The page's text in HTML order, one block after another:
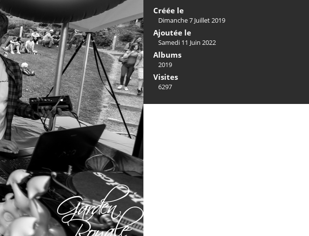
Créée le
Dimanche 7 Juillet 2019
Ajoutée le
Samedi 11 Juin 2022
Albums
2019
Visites
6297